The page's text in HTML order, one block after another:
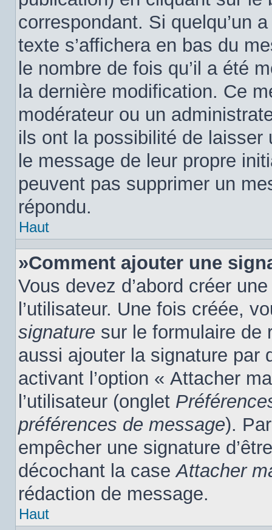
correspondant. Si quelqu’un
texte s’affichera en bas du
le nombre de fois qu’il a été
la dernière modification. Ce
modérateur ou un
ils ont la possibilité de laisser
le message de leur propre
peuvent pas supprimer un
répondu.
Haut
»Comment ajouter une
Vous devez d’abord créer
l’utilisateur. Une fois créée,
signature sur le formulaire de
aussi ajouter la signature par
activant l’option « Attacher
l’utilisateur (onglet
préférences de message).
empêcher une signature
décochant la caseAttacher
rédaction de message.
Haut